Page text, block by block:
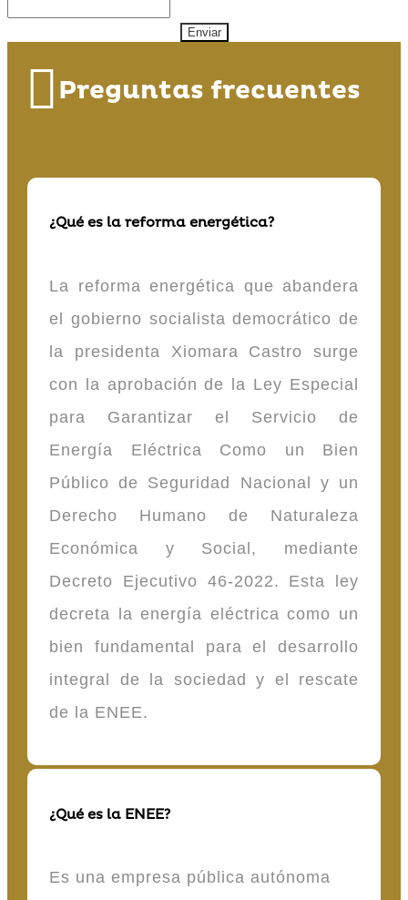
Enviar
Preguntas frecuentes
¿Qué es la reforma energética?
La reforma energética que abandera
el gobierno socialista democrático de
la presidenta Xiomara Castro surge
con la aprobación de la Ley Especial
para Garantizar el Servicio de
Energía Eléctrica Como un Bien
Público de Seguridad Nacional y un
Derecho Humano de Naturaleza
Económica y Social, mediante
Decreto Ejecutivo 46-2022. Esta ley
decreta la energía eléctrica como un
bien fundamental para el desarrollo
integral de la sociedad y el rescate
de la ENEE.
¿Qué es la ENEE?
Es una empresa pública autónoma